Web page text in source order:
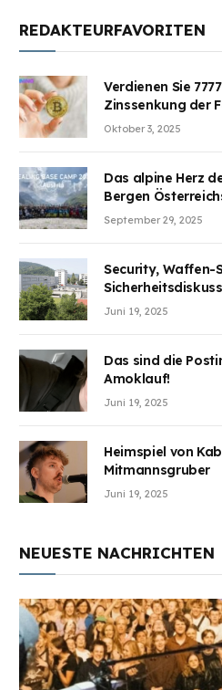
REDAKTEURFAVORITEN
Verdienen Sie
Zinssenkung der
Aufmerksamkeit
Oktober 3, 2025
Das alpine Herz
Bergen
Wunden des
September 29, 2025
Security, Waffen-
Juni 19, 2025
Das sind die
Amoklauf!
Juni 19, 2025
Heimspiel von
Mitmannsgruber
Juni 19, 2025
NEUESTE NACHRICHTEN